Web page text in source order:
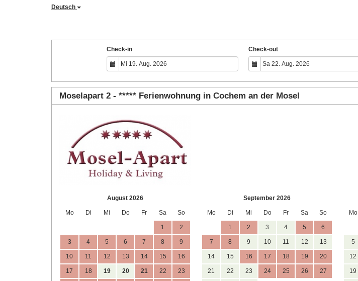
Deutsch
Check-in Check-out
Moselapart 2 - ***** Ferienwohnung in Cochem an der Mosel
August 2026
Mo Di Mi Do Fr Sa So
1 2
3 4 5 6 7 8 9
10 11 12 13 14 15 16
17 18 19 20 21 22 23
September 2026
Mo Di Mi Do Fr Sa So
1 2 3 4 5 6
7 8 9 10 11 12 13
14 15 16 17 18 19 20
21 22 23 24 25 26 27
Mo
5
12
19